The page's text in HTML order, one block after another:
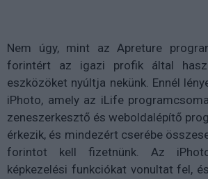
Nem úgy, mint az Apreture
forintért az igazi profik által
eszközöket nyúltja nekünk. Ennél
iPhoto, amely az iLife
zeneszerkesztő és weboldalépítő
érkezik, és mindezért cserébe
forintot kell fizetnünk. Az
képkezelési funkciókat vonultat fel,